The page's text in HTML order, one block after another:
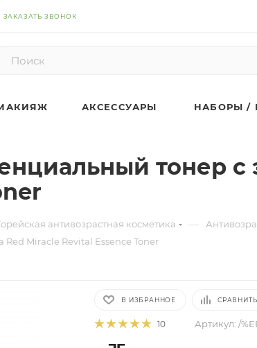
ЗАКАЗАТЬ ЗВОНОК
АКСЕССУАРЫ НАБОРЫ /
тонер с
антивозрастная косметика —
Miracle Revital Essence Toner
В ИЗБРАННОЕ СРАВНИТЬ
10 Артикул: /